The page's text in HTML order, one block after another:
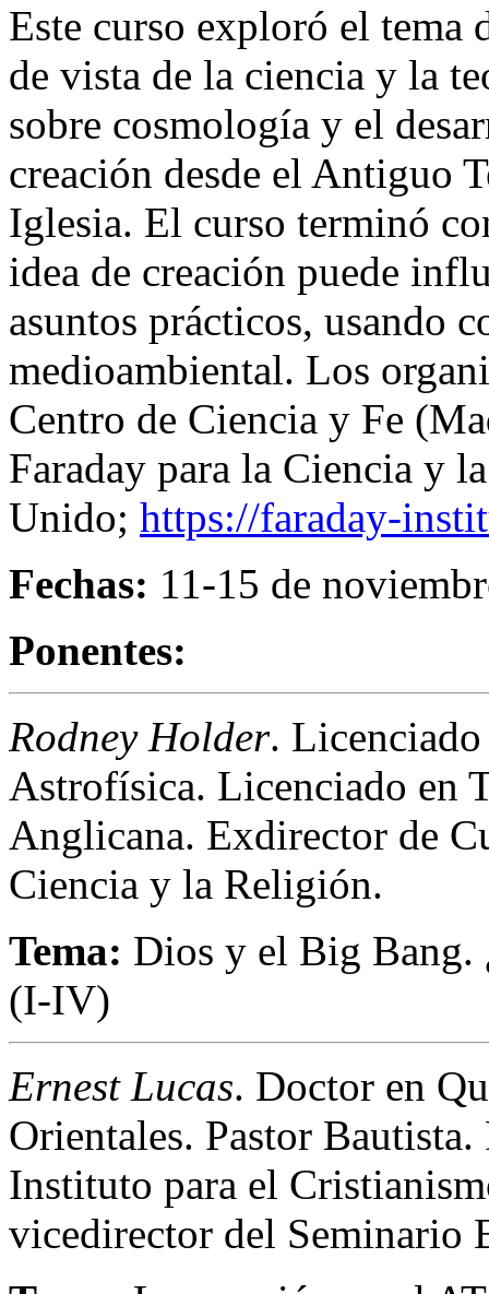
Este curso exploró el tema
de vista de la ciencia y la
sobre cosmología y el
creación desde el Antiguo
Iglesia. El curso terminó
idea de creación puede
asuntos prácticos, usando
medioambiental. Los
Centro de Ciencia y Fe
Faraday para la Ciencia y
Unido; https://faraday-
Fechas: 11-15 de
Ponentes:
Rodney Holder.
Astrofísica. Licenciado en
Anglicana. Exdirector de
Ciencia y la Religión.
Tema: Dios y el Big Bang.
(I-IV)
Ernest Lucas. Doctor en
Orientales. Pastor
Instituto para el
vicedirector del Seminario